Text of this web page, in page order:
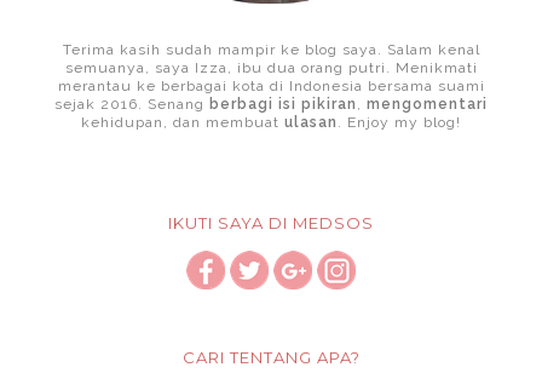
Terima kasih sudah mampir ke blog saya. Salam kenal
semuanya, saya Izza, ibu dua orang putri. Menikmati
merantau ke berbagai kota di Indonesia bersama suami
sejak 2016. Senang berbagi isi pikiran , mengomentari
kehidupan, dan membuat ulasan . Enjoy my blog!
IKUTI SAYA DI MEDSOS
CARI TENTANG APA?